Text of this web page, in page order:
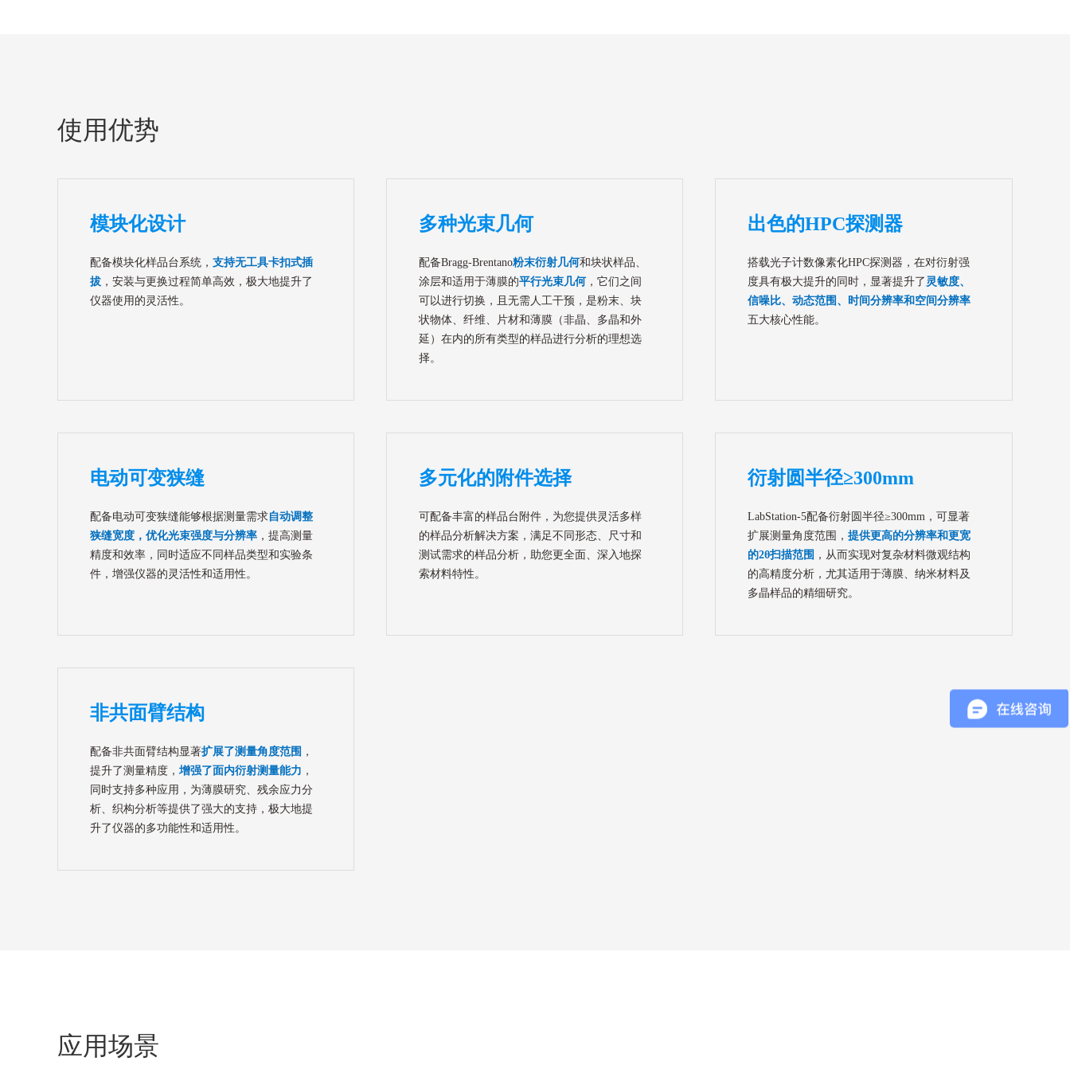
使用优势
模块化设计
配备模块化样品台系统， 支持无工具卡扣式插
拔 ，安装与更换过程简单高效，极大地提升了
仪器使用的灵活性。
多种光束几何
配备Bragg-Brentano粉末衍射几何和块状样品、
涂层和适用于薄膜的平行光束几何 ，它们之间
可以进行切换，且无需人工干预，是粉末、块
状物体、纤维、片材和薄膜（非晶、多晶和外
延）在内的所有类型的样品进行分析的理想选
择。
出色的HPC探测器
搭载光子计数像素化HPC探测器，在对衍射强
度具有极大提升的同时，显著提升了 灵敏度、
信噪比、动态范围、时间分辨率和空间分辨率
五大核心性能。
电动可变狭缝
配备电动可变狭缝能够根据测量需求自动调整
狭缝宽度，优化光束强度与分辨率 ，提高测量
精度和效率，同时适应不同样品类型和实验条
件，增强仪器的灵活性和适用性。
多元化的附件选择
可配备丰富的样品台附件，为您提供灵活多样
的样品分析解决方案，满足不同形态、尺寸和
测试需求的样品分析，助您更全面、深入地探
索材料特性。
衍射圆半径≥300mm
LabStation-5配备衍射圆半径≥300mm，可显著
扩展测量角度范围，提供更高的分辨率和更宽
的2θ扫描范围 ，从而实现对复杂材料微观结构
的高精度分析，尤其适用于薄膜、纳米材料及
多晶样品的精细研究。
非共面臂结构
配备非共面臂结构显著扩展了测量角度范围 ，
提升了测量精度， 增强了面内衍射测量能力 ，
同时支持多种应用，为薄膜研究、残余应力分
析、织构分析等提供了强大的支持，极大地提
升了仪器的多功能性和适用性。
应用场景